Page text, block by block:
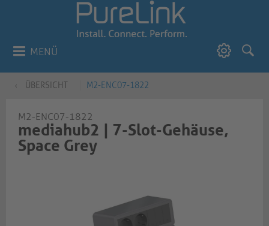
MENÜ
ÜBERSICHT M2-ENC07-1822
M2-ENC07-1822
mediahub2 | 7-Slot-Gehäuse,
Space Grey